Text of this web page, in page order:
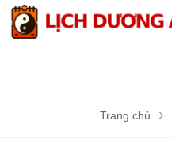
Trang chủ